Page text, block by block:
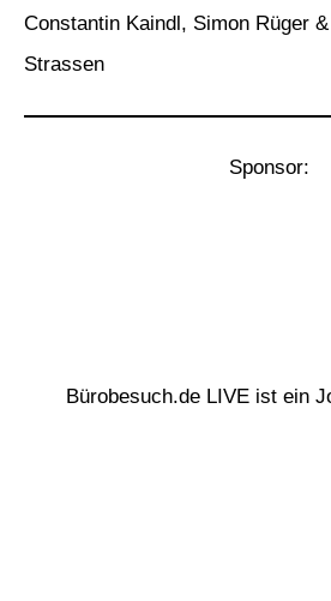
Constantin Kaindl, Simon Rüger
Strassen
Sponsor:
Bürobesuch.de LIVE ist ein